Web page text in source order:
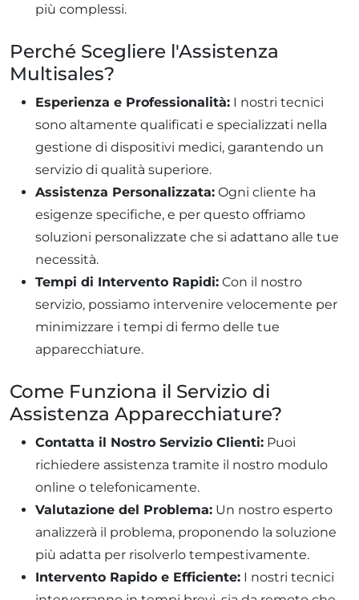
più complessi.
Perché Scegliere l'Assistenza
Multisales?
Esperienza e Professionalità: I nostri tecnici
sono altamente qualificati e specializzati nella
gestione di dispositivi medici, garantendo un
servizio di qualità superiore.
Assistenza Personalizzata: Ogni cliente ha
esigenze specifiche, e per questo offriamo
soluzioni personalizzate che si adattano alle tue
necessità.
Tempi di Intervento Rapidi: Con il nostro
servizio, possiamo intervenire velocemente per
minimizzare i tempi di fermo delle tue
apparecchiature.
Come Funziona il Servizio di
Assistenza Apparecchiature?
Contatta il Nostro Servizio Clienti: Puoi
richiedere assistenza tramite il nostro modulo
online o telefonicamente.
Valutazione del Problema: Un nostro esperto
analizzerà il problema, proponendo la soluzione
più adatta per risolverlo tempestivamente.
Intervento Rapido e Efficiente: I nostri tecnici